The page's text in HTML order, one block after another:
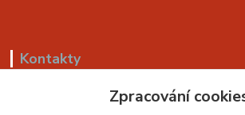
Kontakty
+420 799 530 549Zpracování